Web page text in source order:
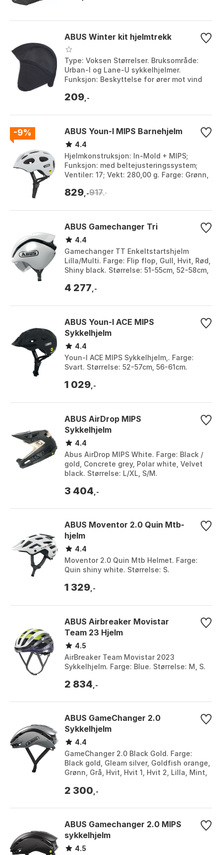
ABUS Winter kit hjelmtrekk
Type: Voksen Størrelser. Bruksområde:
Urban-I og Lane-U sykkelhjelmer.
Funksjon: Beskyttelse for ører mot vind
monter lu...
209 ,-
-9% ABUS Youn-I MIPS Barnehjelm
4.4
Hjelmkonstruksjon: In-Mold + MIPS;
Funksjon: med beltejusteringssystem;
Ventiler: 17; Vekt: 280,00 g. Farge: Grønn,
829 ,-917,-
ABUS Gamechanger Tri
4.4
Gamechanger TT Enkeltstartshjelm
Lilla/Multi. Farge: Flip flop, Gull, Hvit, Rød,
Shiny black. Størrelse: 51-55cm, 52-58cm,
4 277 ,-
ABUS Youn-I ACE MIPS
Sykkelhjelm
4.4
Youn-I ACE MIPS Sykkelhjelm,. Farge:
Svart. Størrelse: 52-57cm, 56-61cm.
1 029 ,-
ABUS AirDrop MIPS
Sykkelhjelm
4.4
Abus AirDrop MIPS White. Farge: Black /
gold, Concrete grey, Polar white, Velvet
black. Størrelse: L/XL, S/M.
3 404 ,-
ABUS Moventor 2.0 Quin Mtb-
hjelm
4.4
Moventor 2.0 Quin Mtb Helmet. Farge:
Quin shiny white. Størrelse: S.
1 329 ,-
ABUS Airbreaker Movistar
Team 23 Hjelm
4.5
AirBreaker Team Movistar 2023
Sykkelhjelm. Farge: Blue. Størrelse: M, S.
2 834 ,-
ABUS GameChanger 2.0
Sykkelhjelm
4.4
GameChanger 2.0 Black Gold. Farge:
Black gold, Gleam silver, Goldfish orange,
Grønn, Grå, Hvit, Hvit 1, Hvit 2, Lilla, Mint,
2 300 ,-
ABUS Gamechanger 2.0 MIPS
sykkelhjelm
4.5